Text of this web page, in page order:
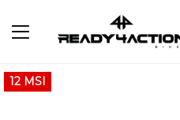
Ready4Action
12 MSI